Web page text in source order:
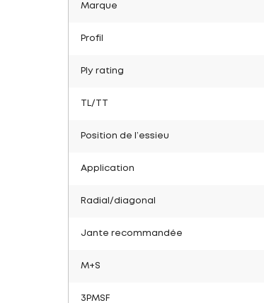
Marque
Profil
Ply rating
TL/TT
Position de l’essieu
Application
Radial/diagonal
Jante recommandée
M+S
3PMSF